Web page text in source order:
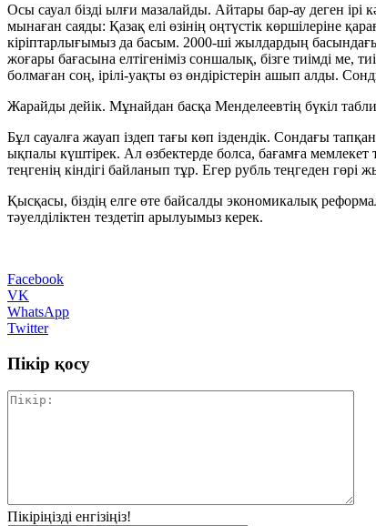
Осы сауал бізді ылғи мазалайды. Айтары бар-ау деген ірі
мынаған саяды: Қазақ елі өзінің оңтүстік көршілеріне
кіріптарлығымыз да басым. 2000-ші жылдардың
жоғары бағасына елтігеніміз соншалық, бізге тиімді ме,
болмаған соң, ірілі-уақты өз өндірістерін ашып алды.
Жарайды дейік. Мұнайдан басқа Менделеевтің бүкіл
Бұл сауалға жауап іздеп тағы көп іздендік. Сондағы
ықпалы күштірек. Ал өзбектерде болса, бағамға
теңгенің кіндігі байланып тұр. Егер рубль теңгеден
Қысқасы, біздің елге өте байсалды экономикалық
тәуелділіктен тездетіп арылуымыз керек.
Facebook
VK
WhatsApp
Twitter
Пікір қосу
Пікіріңізді енгізіңіз!